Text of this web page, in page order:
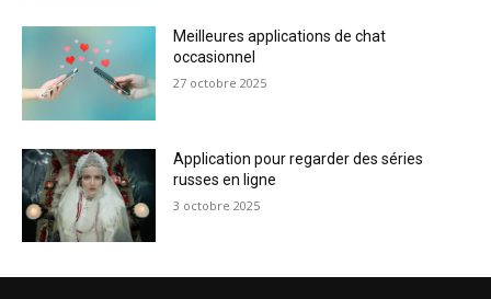
Meilleures applications de chat
occasionnel
27 octobre 2025
Application pour regarder des séries
russes en ligne
3 octobre 2025